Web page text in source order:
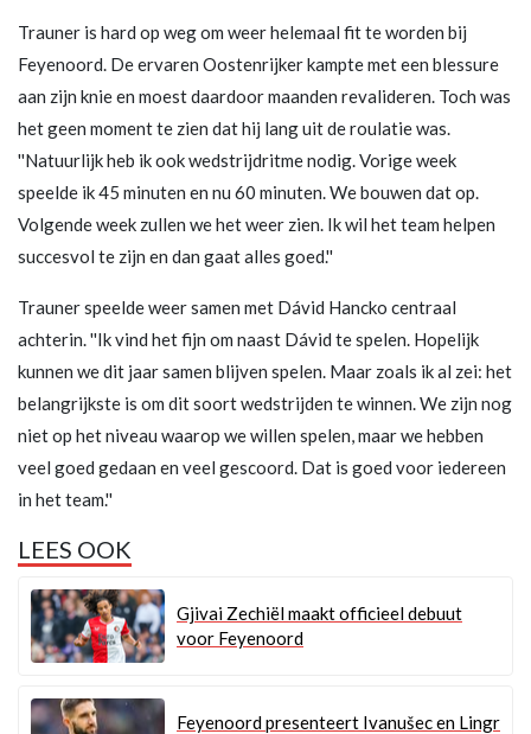
Trauner is hard op weg om weer helemaal fit te worden bij
Feyenoord. De ervaren Oostenrijker kampte met een blessure
aan zijn knie en moest daardoor maanden revalideren. Toch was
het geen moment te zien dat hij lang uit de roulatie was.
''Natuurlijk heb ik ook wedstrijdritme nodig. Vorige week
speelde ik 45 minuten en nu 60 minuten. We bouwen dat op.
Volgende week zullen we het weer zien. Ik wil het team helpen
succesvol te zijn en dan gaat alles goed.''
Trauner speelde weer samen met Dávid Hancko centraal
achterin. ''Ik vind het fijn om naast Dávid te spelen. Hopelijk
kunnen we dit jaar samen blijven spelen. Maar zoals ik al zei: het
belangrijkste is om dit soort wedstrijden te winnen. We zijn nog
niet op het niveau waarop we willen spelen, maar we hebben
veel goed gedaan en veel gescoord. Dat is goed voor iedereen
in het team.''
LEES OOK
Gjivai Zechiël maakt officieel debuut
voor Feyenoord
Feyenoord presenteert Ivanušec en Lingr